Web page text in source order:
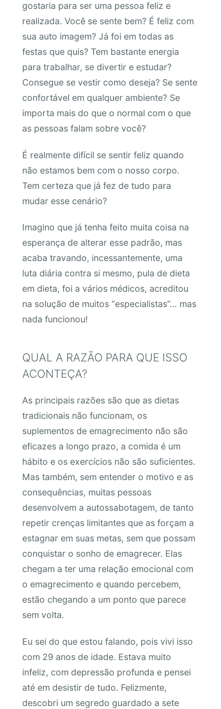
gostaria para ser uma pessoa feliz e
realizada. Você se sente bem? É feliz com
sua auto imagem? Já foi em todas as
festas que quis? Tem bastante energia
para trabalhar, se divertir e estudar?
Consegue se vestir como deseja? Se sente
confortável em qualquer ambiente? Se
importa mais do que o normal com o que
as pessoas falam sobre você?
É realmente difícil se sentir feliz quando
não estamos bem com o nosso corpo.
Tem certeza que já fez de tudo para
mudar esse cenário?
Imagino que já tenha feito muita coisa na
esperança de alterar esse padrão, mas
acaba travando, incessantemente, uma
luta diária contra si mesmo, pula de dieta
em dieta, foi a vários médicos, acreditou
na solução de muitos “especialistas”… mas
nada funcionou!
QUAL A RAZÃO PARA QUE ISSO
ACONTEÇA?
As principais razões são que as dietas
tradicionais não funcionam, os
suplementos de emagrecimento não são
eficazes a longo prazo, a comida é um
hábito e os exercícios não são suficientes.
Mas também, sem entender o motivo e as
consequências, muitas pessoas
desenvolvem a autossabotagem, de tanto
repetir crenças limitantes que as forçam a
estagnar em suas metas, sem que possam
conquistar o sonho de emagrecer. Elas
chegam a ter uma relação emocional com
o emagrecimento e quando percebem,
estão chegando a um ponto que parece
sem volta.
Eu sei do que estou falando, pois vivi isso
com 29 anos de idade. Estava muito
infeliz, com depressão profunda e pensei
até em desistir de tudo. Felizmente,
descobri um segredo guardado a sete